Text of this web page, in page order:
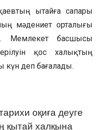
Қытайға сапары
мәдениет орталығы
Мемлекет басшысы
қос халықтың
күн деп бағалады.
оқиға деуге
қытай халқына